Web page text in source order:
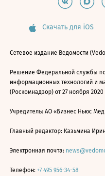
Скачать для iOS
Сетевое издание Ведомости
Решение Федеральной службы
информационных технологий и
(Роскомнадзор) от 27 ноября
Учредитель: АО «Бизнес Ньюс
Главный редактор: Казьмина
Электронная почта:
Телефон: +7 495 956-34-58